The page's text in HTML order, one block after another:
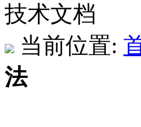
技术文档
当前位置:
法